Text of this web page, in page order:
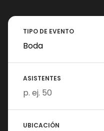
TIPO DE EVENTO
ASISTENTES
UBICACIÓN